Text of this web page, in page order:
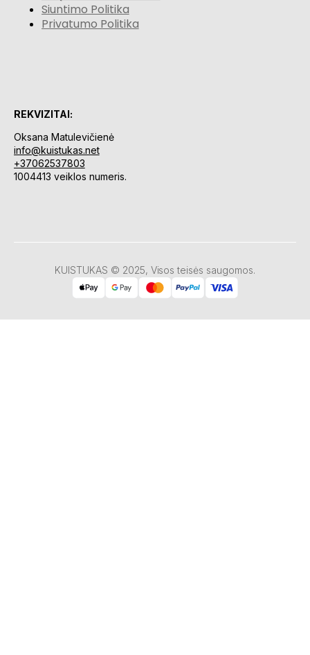
Siuntimo Politika
Privatumo Politika
REKVIZITAI:
Oksana Matulevičienė
info@kuistukas.net
+37062537803
1004413 veiklos numeris.
KUISTUKAS © 2025, Visos teisės saugomos.